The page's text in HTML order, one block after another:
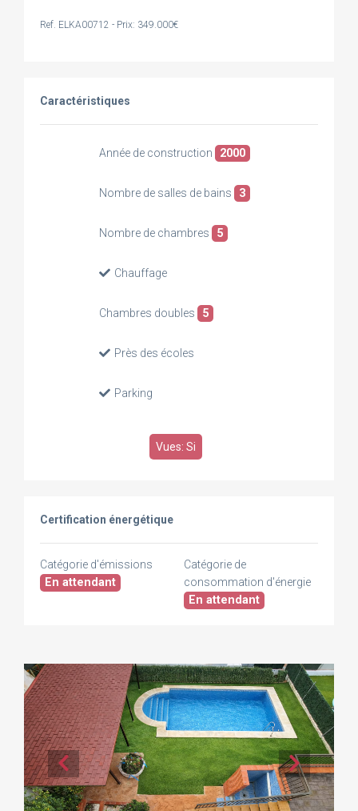
Ref. ELKA00712 - Prix: 349.000€
Caractéristiques
Année de construction 2000
Nombre de salles de bains 3
Nombre de chambres 5
Chauffage
Chambres doubles 5
Près des écoles
Parking
Vues: Si
Certification énergétique
Catégorie d'émissions
En attendant
Catégorie de
consommation d'énergie
En attendant